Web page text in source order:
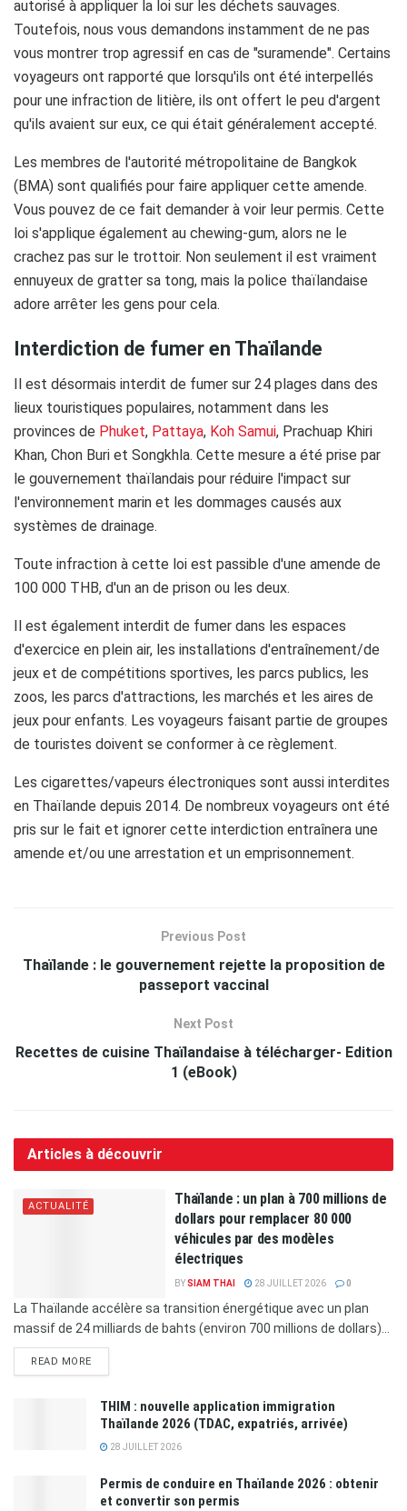
autorisé à appliquer la loi sur les déchets sauvages.
Toutefois, nous vous demandons instamment de ne pas
vous montrer trop agressif en cas de "suramende". Certains
voyageurs ont rapporté que lorsqu'ils ont été interpellés
pour une infraction de litière, ils ont offert le peu d'argent
qu'ils avaient sur eux, ce qui était généralement accepté.
Les membres de l'autorité métropolitaine de Bangkok
(BMA) sont qualifiés pour faire appliquer cette amende.
Vous pouvez de ce fait demander à voir leur permis. Cette
loi s'applique également au chewing-gum, alors ne le
crachez pas sur le trottoir. Non seulement il est vraiment
ennuyeux de gratter sa tong, mais la police thaïlandaise
adore arrêter les gens pour cela.
Interdiction de fumer en Thaïlande
Il est désormais interdit de fumer sur 24 plages dans des
lieux touristiques populaires, notamment dans les
provinces de Phuket, Pattaya, Koh Samui, Prachuap Khiri
Khan, Chon Buri et Songkhla. Cette mesure a été prise par
le gouvernement thaïlandais pour réduire l'impact sur
l'environnement marin et les dommages causés aux
systèmes de drainage.
Toute infraction à cette loi est passible d'une amende de
100 000 THB, d'un an de prison ou les deux.
Il est également interdit de fumer dans les espaces
d'exercice en plein air, les installations d'entraînement/de
jeux et de compétitions sportives, les parcs publics, les
zoos, les parcs d'attractions, les marchés et les aires de
jeux pour enfants. Les voyageurs faisant partie de groupes
de touristes doivent se conformer à ce règlement.
Les cigarettes/vapeurs électroniques sont aussi interdites
en Thaïlande depuis 2014. De nombreux voyageurs ont été
pris sur le fait et ignorer cette interdiction entraînera une
amende et/ou une arrestation et un emprisonnement.
Previous Post
Thaïlande : le gouvernement rejette la proposition de
passeport vaccinal
Next Post
Recettes de cuisine Thaïlandaise à télécharger- Edition
1 (eBook)
Articles à découvrir
ACTUALITÉ
Thaïlande : un plan à 700 millions de
dollars pour remplacer 80 000
véhicules par des modèles
électriques
BYSIAM THAI 28 JUILLET 2026 0
La Thaïlande accélère sa transition énergétique avec un plan
massif de 24 milliards de bahts (environ 700 millions de dollars)...
READ MORE
THIM : nouvelle application immigration
Thaïlande 2026 (TDAC, expatriés, arrivée)
28 JUILLET 2026
Permis de conduire en Thaïlande 2026 : obtenir
et convertir son permis